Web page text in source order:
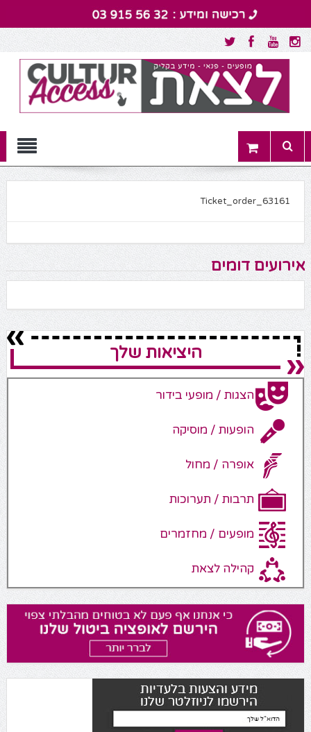
Menu
Ticket_order_63161
אירועים דומים
היציאות שלך
הצגות / מופעי בידור
הופעות / מוסיקה
אופרה / מחול
תרבות / תערוכות
מופעים / מחזמרים
קהילה לצאת